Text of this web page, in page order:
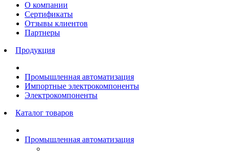
О компании
Сертификаты
Отзывы клиентов
Партнеры
Продукция
Промышленная автоматизация
Импортные электрокомпоненты
Электрокомпоненты
Каталог товаров
Промышленная автоматизация